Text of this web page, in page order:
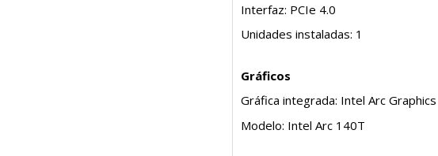
Interfaz: PCIe 4.0
Unidades instaladas: 1
Gráficos
Gráfica integrada: Intel Arc Graphics
Modelo: Intel Arc 140T